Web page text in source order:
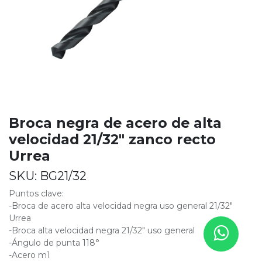
Broca negra de acero de alta
velocidad 21/32" zanco recto
Urrea
SKU: BG21/32
Puntos clave:
-Broca de acero alta velocidad negra uso general 21/32"
Urrea
-Broca alta velocidad negra 21/32" uso general
-Ángulo de punta 118°
-Acero m1